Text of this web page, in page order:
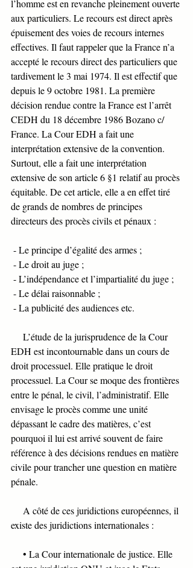
l’homme est en revanche pleinement ouverte
aux particuliers. Le recours est direct après
épuisement des voies de recours internes
effectives. Il faut rappeler que la France n’a
accepté le recours direct des particuliers que
tardivement le 3 mai 1974. Il est effectif que
depuis le 9 octobre 1981. La première
décision rendue contre la France est l’arrêt
CEDH du 18 décembre 1986 Bozano c/
France. La Cour EDH a fait une
interprétation extensive de la convention.
Surtout, elle a fait une interprétation
extensive de son article 6 §1 relatif au procès
équitable. De cet article, elle a en effet tiré
de grands de nombres de principes
directeurs des procès civils et pénaux :
- Le principe d’égalité des armes ;
- Le droit au juge ;
- L’indépendance et l’impartialité du juge ;
- Le délai raisonnable ;
- La publicité des audiences etc.
EDH est incontournable dans un cours de
droit processuel. Elle pratique le droit
processuel. La Cour se moque des frontières
entre le pénal, le civil, l’administratif. Elle
envisage le procès comme une unité
dépassant le cadre des matières, c’est
pourquoi il lui est arrivé souvent de faire
référence à des décisions rendues en matière
civile pour trancher une question en matière
pénale.
existe des juridictions internationales :